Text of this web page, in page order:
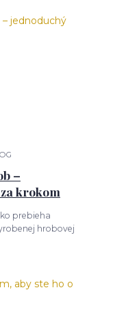
–
krokom
prebieha
hrobovej